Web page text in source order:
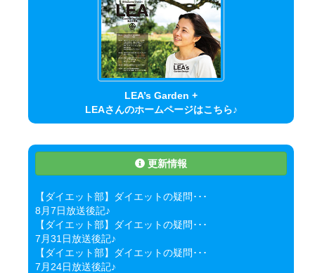
LEA’s Garden +
LEAさんのホームページはこちら♪
更新情報
【ダイエット部】ダイエットの疑問･･･
8月7日放送後記♪
【ダイエット部】ダイエットの疑問･･･
7月31日放送後記♪
【ダイエット部】ダイエットの疑問･･･
7月24日放送後記♪